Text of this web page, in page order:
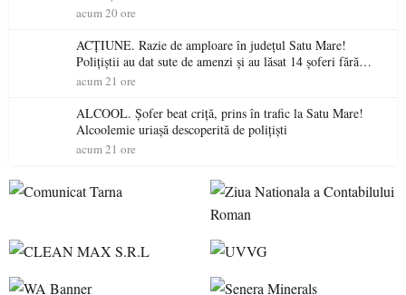
acum 20 ore
ACȚIUNE. Razie de amploare în județul Satu Mare!
Polițiștii au dat sute de amenzi și au lăsat 14 șoferi fără
permis într-o singură zi
acum 21 ore
ALCOOL. Șofer beat criță, prins în trafic la Satu Mare!
Alcoolemie uriașă descoperită de polițiști
acum 21 ore